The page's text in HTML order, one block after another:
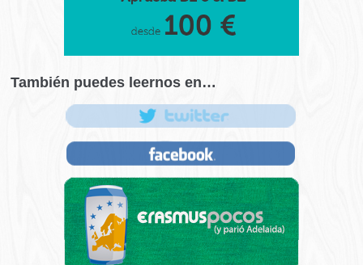
También puedes leernos en…